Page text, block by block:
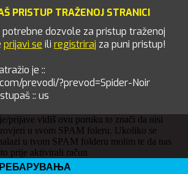
PRISTUP TRAŽENOJ STRANICI
potrebne dozvole za pristup traženoj
prijavi se ili registriraj za puni pristup!
je ::
prevodi/?prevod=Spider-Noir
:: us
prijave vidiš ovu poruku to znači da nisi
u svom SPAM foleru. Ukoliko se
u tvom SPAM folderu molim te da nas
prije aktivirali račun